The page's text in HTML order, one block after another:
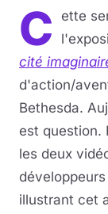
C
ette
cité
d'action/
Bethesda.
est question.
les deux
illustrant cet